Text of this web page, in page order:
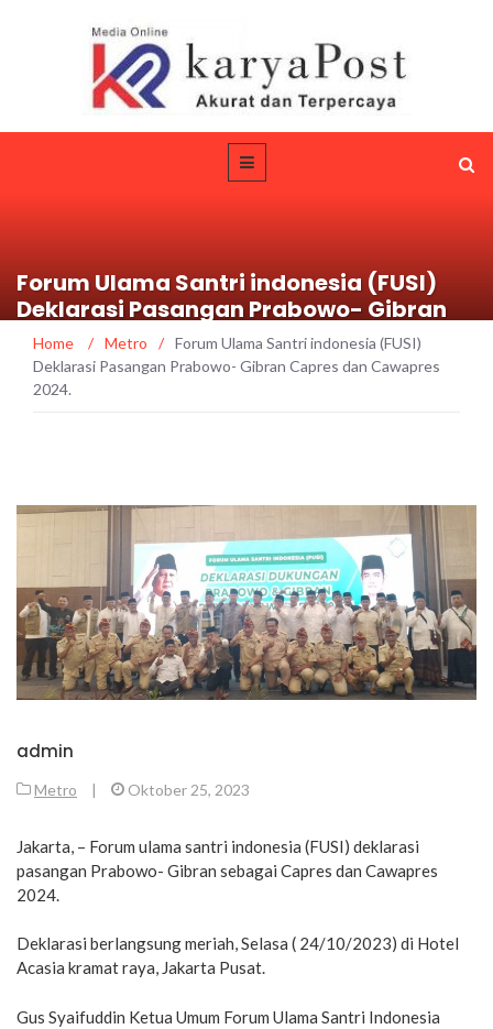
Forum Ulama Santri indonesia (FUSI)
Deklarasi Pasangan Prabowo- Gibran
Capres dan Cawapres 2024.
Home / Metro / Forum Ulama Santri indonesia (FUSI)
Deklarasi Pasangan Prabowo- Gibran Capres dan Cawapres
2024.
admin
Metro | Oktober 25, 2023
Jakarta, – Forum ulama santri indonesia (FUSI) deklarasi
pasangan Prabowo- Gibran sebagai Capres dan Cawapres
2024.
Deklarasi berlangsung meriah, Selasa ( 24/10/2023) di Hotel
Acasia kramat raya, Jakarta Pusat.
Gus Syaifuddin Ketua Umum Forum Ulama Santri Indonesia